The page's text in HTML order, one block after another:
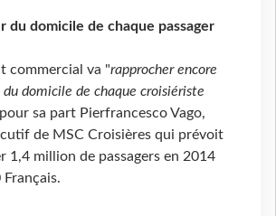
du domicile de chaque passager
commercial va "rapprocher encore
du domicile de chaque croisiériste
sa part Pierfrancesco Vago,
de MSC Croisières qui prévoit
1,4 million de passagers en 2014